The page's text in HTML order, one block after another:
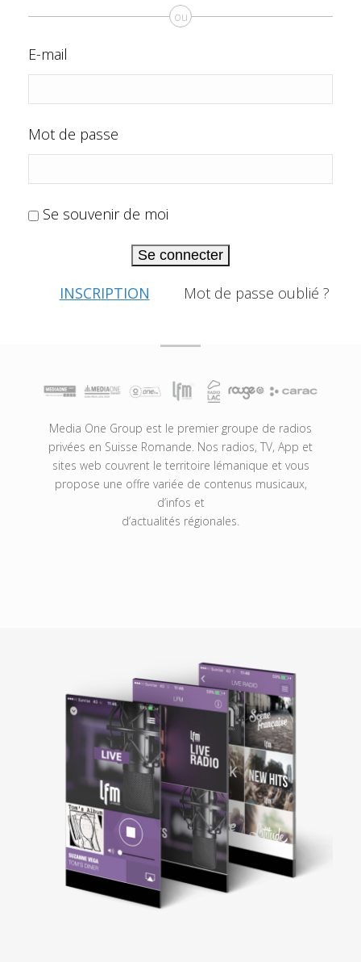
ou
E-mail
Mot de passe
Se souvenir de moi
Se connecter
INSCRIPTION Mot de passe oublié ?
Media One Group est le premier groupe de radios
privées en Suisse Romande. Nos radios, TV, App et
sites web couvrent le territoire lémanique et vous
propose une offre variée de contenus musicaux,
d’infos et
d’actualités régionales.